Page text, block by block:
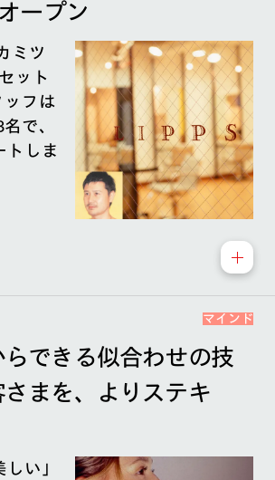
ープン
ミツ
ット
フは
で、
トしま
マインド
できる似合わせの技
まを、よりステキ
い」